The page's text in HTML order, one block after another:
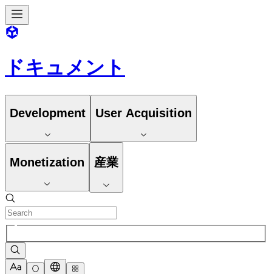
ドキュメント
Development User Acquisition
Monetization 産業